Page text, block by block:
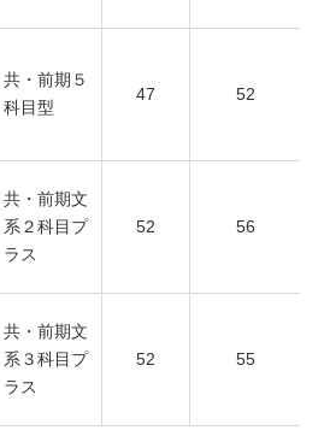
共・前期５
科目型
47 52
共・前期文
系２科目プ
ラス
52 56
共・前期文
系３科目プ
ラス
52 55